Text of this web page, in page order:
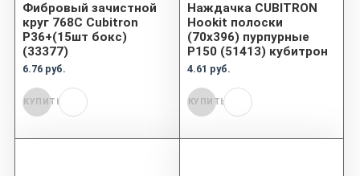
Фибровый зачистной
круг 768C Cubitron
P36+(15шт бокс)
(33377)
6.76 руб.
КУПИТЬ
Наждачка CUBITRON
Hookit полоски
(70x396) пурпурные
P150 (51413) кубитрон
4.61 руб.
КУПИТЬ